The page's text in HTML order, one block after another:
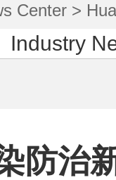
Center >
Industry
防治